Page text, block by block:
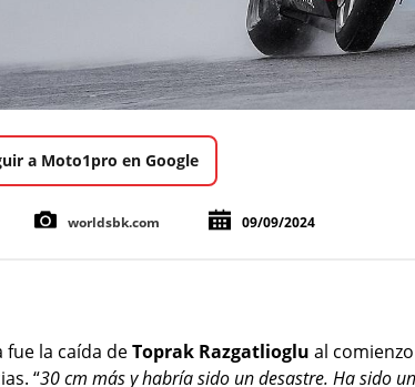
a Moto1pro en Google
worldsbk.com 09/09/2024
fue la caída deToprak Razgatlioglu al
“30 cm más y habría sido un desastre. Ha sido